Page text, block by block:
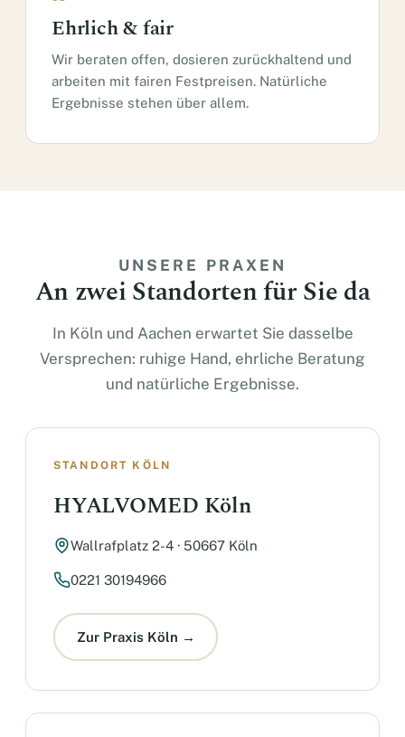
Ehrlich & fair
Wir beraten offen, dosieren zurückhaltend und
arbeiten mit fairen Festpreisen. Natürliche
Ergebnisse stehen über allem.
UNSERE PRAXEN
An zwei Standorten für Sie da
In Köln und Aachen erwartet Sie dasselbe
Versprechen: ruhige Hand, ehrliche Beratung
und natürliche Ergebnisse.
STANDORT KÖLN
HYALVOMED Köln
Wallrafplatz 2-4 · 50667 Köln
0221 30194966
Zur Praxis Köln →